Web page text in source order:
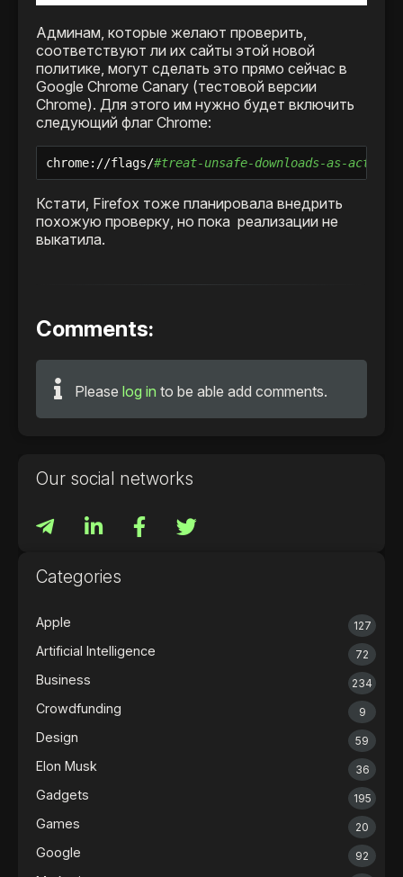
Админам, которые желают проверить,
соответствуют ли их сайты этой новой
политике, могут сделать это прямо сейчас в
Google Chrome Canary (тестовой версии
Chrome). Для этого им нужно будет включить
следующий флаг Chrome:
chrome://flags/#treat-unsafe-downloads-as-active-
Кстати, Firefox тоже планировала внедрить
похожую проверку, но пока реализации не
выкатила.
Comments:
Please log in to be able add comments.
Our social networks
Categories
Apple 127
Artificial Intelligence 72
Business 234
Crowdfunding 9
Design 59
Elon Musk 36
Gadgets 195
Games 20
Google 92